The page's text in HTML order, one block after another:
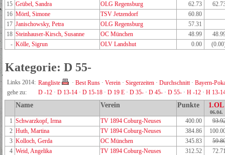
15 Grübel, Sandra OLG Regensburg 62.73
16 Mörtl, Simone TSV Jetzendorf
60.80
17 Janischowsky, Petra OLG Regensburg
57.31
18 Steinhauser-Kirsch, Susanne OC München 48.99
- Kölle, Sigrun OLV Landshut 0.00
Kategorie: D 55-
Links 2014: Rangliste · Best Runs · Verein · Siegerzeiten · Durchschnitt· Bayern-
gehe zu:
D -12 · D 13-14 · D 15-18 · D 19 E · D 35- · D 45- · D 55- · H -12 · H 13-
Name Verein Punkte 1.OL
06.04.
1 Schwarzkopf, Irma TV 1894 Coburg-Neuses 400.00
2 Huth, Martina TV 1894 Coburg-Neuses 384.86
3 Kolloch, Gerda OC München 345.83
4 Weid, Angelika TV 1894 Coburg-Neuses 312.52